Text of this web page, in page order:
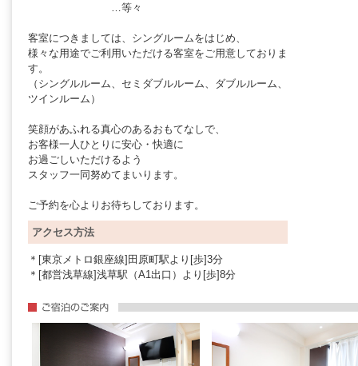
…等々
客室につきましては、シングルームをはじめ、
様々な用途でご利用いただける客室をご用意しておりま
す。
（シングルルーム、セミダブルルーム、ダブルルーム、
ツインルーム）
笑顔があふれる真心のあるおもてなしで、
お客様一人ひとりに安心・快適に
お過ごしいただけるよう
スタッフ一同努めてまいります。
ご予約を心よりお待ちしております。
アクセス方法
＊[東京メトロ銀座線]田原町駅より[歩]3分
＊[都営浅草線]浅草駅（A1出口）より[歩]8分